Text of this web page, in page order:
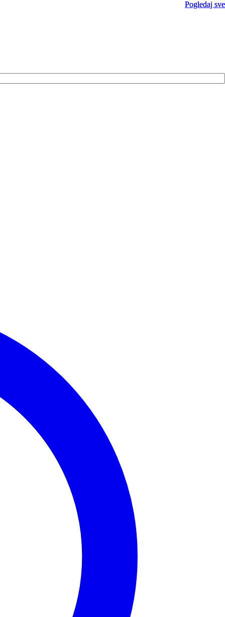
Pogledaj sve
Pogledaj sve